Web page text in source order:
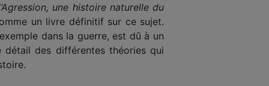
une histoire naturelle du
un livre définitif sur ce sujet.
dans la guerre, est dû à un
détail des différentes théories qui